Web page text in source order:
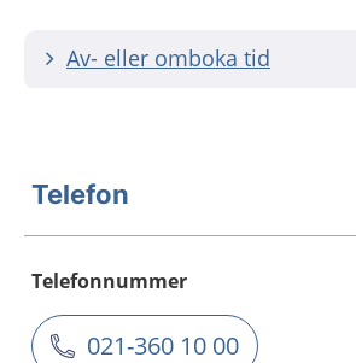
Av- eller omboka tid
Telefon
Telefonnummer
021-360 10 00